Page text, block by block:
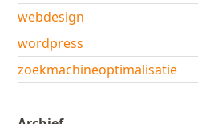
webdesign
wordpress
zoekmachineoptimalisatie